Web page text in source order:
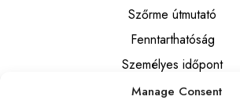
Manage Consent
Szőrme útmutató
Fenntarthatóság
Személyes időpont